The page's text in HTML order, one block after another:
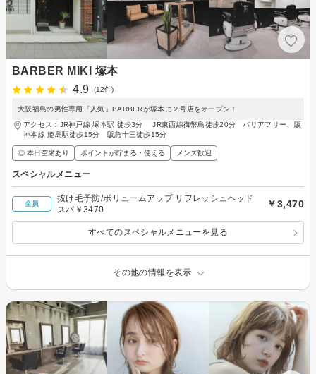
BARBER MIKI 塚本
4.9
(12件)
大阪福島の男性専用「人気」BARBERが塚本に２号店をオープン！
アクセス：JR神戸線 塚本駅 徒歩3分 JR東西線御幣島徒歩20分 バリアフリー、阪
神本線 姫島駅徒歩15分 阪急十三徒歩15分
◎ 本日空席あり ポイントが貯まる・使える メンズ歓迎
スペシャルメニュー
全員
抜け毛予防/ボリュームアップ リフレッシュヘッド
スパ￥3470
￥3,470
すべてのスペシャルメニューを見る
その他の情報を表示